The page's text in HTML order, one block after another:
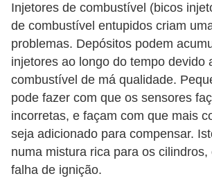
Injetores de combustível (bicos
de combustível entupidos criam
problemas. Depósitos podem
injetores ao longo do tempo devido
combustível de má qualidade.
pode fazer com que os sensores
incorretas, e façam com que mais
seja adicionado para compensar.
numa mistura rica para os cilindros,
falha de ignição.
o
t
i
v
a
s
L
e